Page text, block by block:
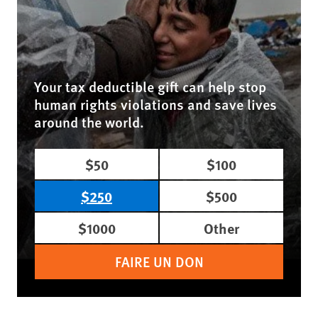
Your tax deductible gift can help stop
human rights violations and save lives
around the world.
$50
$100
$250
$500
$1000
Other
FAIRE UN DON